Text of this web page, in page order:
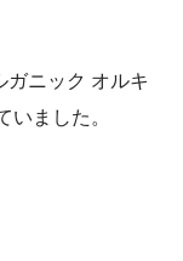
ニック オルキ
いました。